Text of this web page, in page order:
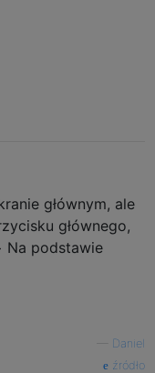
głównym, ale
głównego,
Na podstawie
Daniel
źródło